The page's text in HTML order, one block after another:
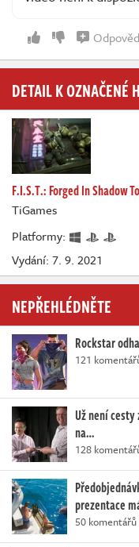
DETAIL K OZNAČENÉ
F.I.S.T.: Forged In Shadow
TiGames
Platformy:
Vydání: 7. 9. 2021
NEPŘEHLÉDNĚTE
Rockstar
121
Už není
na…
128
prezentace
50 komentářů